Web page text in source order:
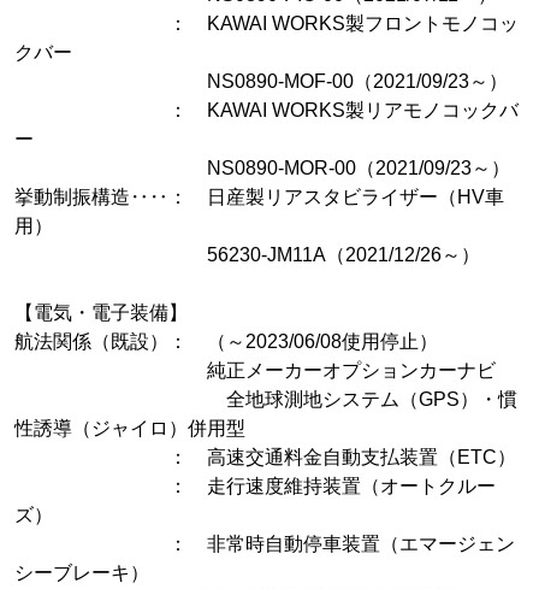
： KAWAI WORKS製フロントモノコッ
クバー
NS0890-MOF-00（2021/09/23～）
： KAWAI WORKS製リアモノコックバ
ー
NS0890-MOR-00（2021/09/23～）
挙動制振構造‥‥： 日産製リアスタビライザー（HV車
用）
56230-JM11A（2021/12/26～）
【電気・電子装備】
航法関係（既設）： （～2023/06/08使用停止）
純正メーカーオプションカーナビ
全地球測地システム（GPS）・慣
性誘導（ジャイロ）併用型
： 高速交通料金自動支払装置（ETC）
： 走行速度維持装置（オートクルー
ズ）
： 非常時自動停車装置（エマージェン
シーブレーキ）